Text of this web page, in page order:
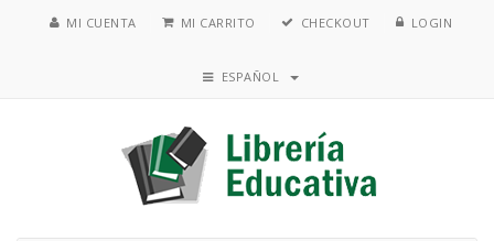
MI CUENTA MI CARRITO CHECKOUT LOGIN
ESPAÑOL